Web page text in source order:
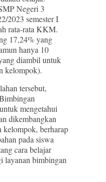
Negeri 3
2023 semester I
rata-rata KKM.
17,24% yang
hanya 10
diambil untuk
kelompok).
tersebut,
mengetahui
dikembangkan
kelompok, berharap
pada siswa
cara belajar
layanan bimbingan